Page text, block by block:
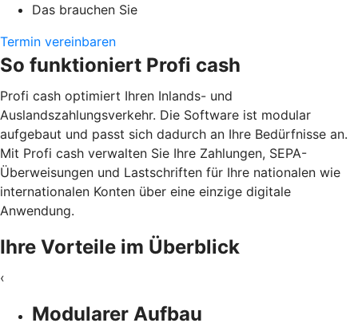
Das brauchen Sie
Termin vereinbaren
So funktioniert Profi cash
Profi cash optimiert Ihren Inlands- und
Auslandszahlungsverkehr. Die Software ist modular
aufgebaut und passt sich dadurch an Ihre Bedürfnisse an.
Mit Profi cash verwalten Sie Ihre Zahlungen, SEPA-
Überweisungen und Lastschriften für Ihre nationalen wie
internationalen Konten über eine einzige digitale
Anwendung.
Ihre Vorteile im Überblick
‹
Modularer Aufbau